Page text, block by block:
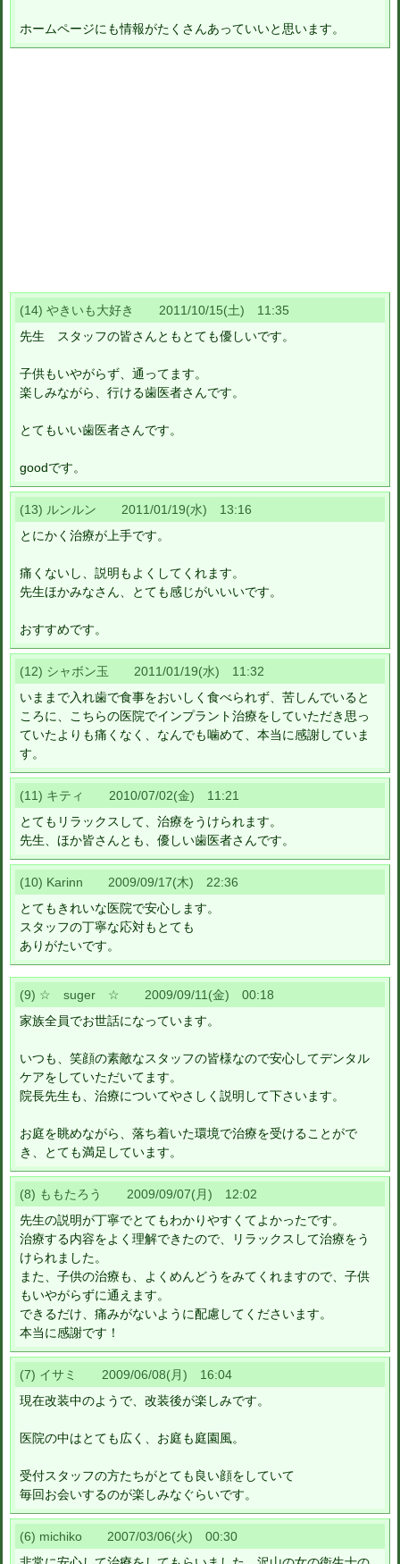
ホームページにも情報がたくさんあっていいと思います。
(14) やきいも大好き 2011/10/15(土) 11:35
先生 スタッフの皆さんともとても優しいです。
子供もいやがらず、通ってます。
楽しみながら、行ける歯医者さんです。
とてもいい歯医者さんです。
goodです。
(13) ルンルン 2011/01/19(水) 13:16
とにかく治療が上手です。
痛くないし、説明もよくしてくれます。
先生ほかみなさん、とても感じがいいいです。
おすすめです。
(12) シャボン玉 2011/01/19(水) 11:32
いままで入れ歯で食事をおいしく食べられず、苦しんでいると
ころに、こちらの医院でインプラント治療をしていただき思っ
ていたよりも痛くなく、なんでも噛めて、本当に感謝していま
す。
(11) キティ 2010/07/02(金) 11:21
とてもリラックスして、治療をうけられます。
先生、ほか皆さんとも、優しい歯医者さんです。
(10) Karinn 2009/09/17(木) 22:36
とてもきれいな医院で安心します。
スタッフの丁寧な応対もとても
ありがたいです。
(9) ☆ suger ☆ 2009/09/11(金) 00:18
家族全員でお世話になっています。
いつも、笑顔の素敵なスタッフの皆様なので安心してデンタル
ケアをしていただいてます。
院長先生も、治療についてやさしく説明して下さいます。
お庭を眺めながら、落ち着いた環境で治療を受けることがで
き、とても満足しています。
(8) ももたろう 2009/09/07(月) 12:02
先生の説明が丁寧でとてもわかりやすくてよかったです。
治療する内容をよく理解できたので、リラックスして治療をう
けられました。
また、子供の治療も、よくめんどうをみてくれますので、子供
もいやがらずに通えます。
できるだけ、痛みがないように配慮してくださいます。
本当に感謝です！
(7) イサミ 2009/06/08(月) 16:04
現在改装中のようで、改装後が楽しみです。
医院の中はとても広く、お庭も庭園風。
受付スタッフの方たちがとても良い顔をしていて
毎回お会いするのが楽しみなぐらいです。
(6) michiko 2007/03/06(火) 00:30